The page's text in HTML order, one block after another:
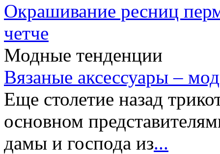
Окрашивание ресниц
четче
Модные тенденции
Вязаные аксессуары –
Еще столетие назад
основном
дамы и господа из...